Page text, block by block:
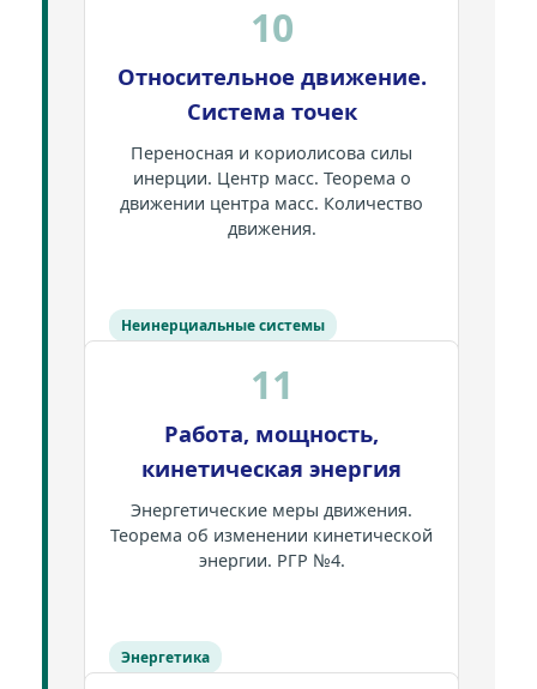
10
Относительное движение.
Система точек
Переносная и кориолисова силы
инерции. Центр масс. Теорема о
движении центра масс. Количество
движения.
Неинерциальные системы
11
Работа, мощность,
кинетическая энергия
Энергетические меры движения.
Теорема об изменении кинетической
энергии. РГР №4.
Энергетика